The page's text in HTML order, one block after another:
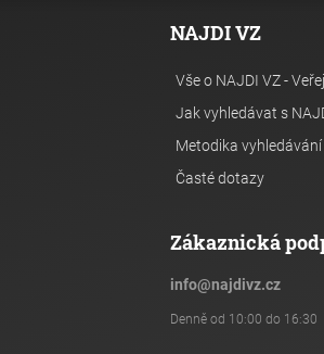
NAJDI VZ
Vše o NAJDI VZ -
Jak vyhledávat s
Metodika
Časté dotazy
Zákaznická
info@najdivz.cz
Denně od 10:00 do 16:30